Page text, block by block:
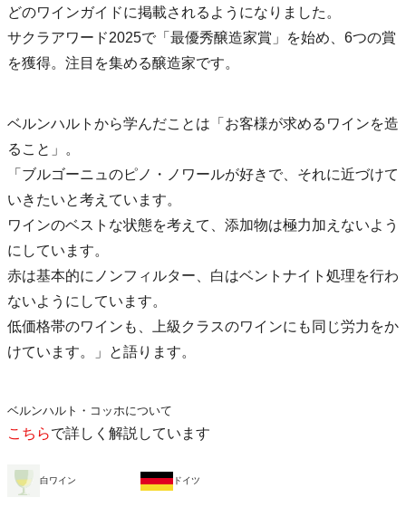
どのワインガイドに掲載されるようになりました。
サクラアワード2025で「最優秀醸造家賞」を始め、6つの賞
を獲得。注目を集める醸造家です。
ベルンハルトから学んだことは「お客様が求めるワインを造
ること」。
「ブルゴーニュのピノ・ノワールが好きで、それに近づけて
いきたいと考えています。
ワインのベストな状態を考えて、添加物は極力加えないよう
にしています。
赤は基本的にノンフィルター、白はベントナイト処理を行わ
ないようにしています。
低価格帯のワインも、上級クラスのワインにも同じ労力をか
けています。」と語ります。
ベルンハルト・コッホについて
こちらで詳しく解説しています
白ワイン ドイツ